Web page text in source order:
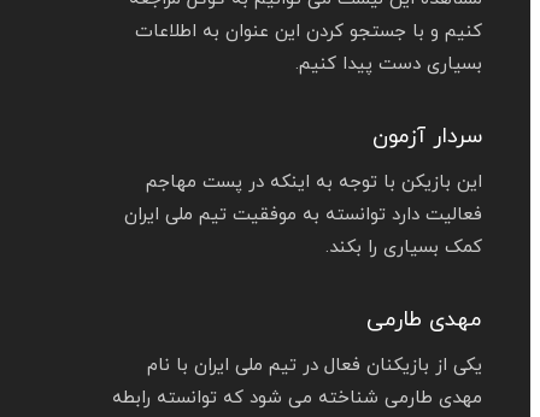
کنیم و با جستجو کردن این عنوان به اطلاعات
بسیاری دست پیدا کنیم.
سردار آزمون
این بازیکن با توجه به اینکه در پست مهاجم
فعالیت دارد توانسته به موفقیت تیم ملی ایران
کمک بسیاری را بکند.
مهدی طارمی
یکی از بازیکنان فعال در تیم ملی ایران با نام
مهدی طارمی شناخته می‌ شود که توانسته رابطه